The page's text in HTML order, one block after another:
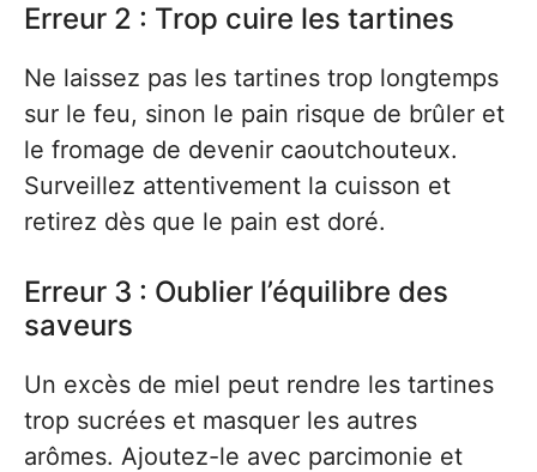
Erreur 2 : Trop cuire les tartines
Ne laissez pas les tartines trop longtemps
sur le feu, sinon le pain risque de brûler et
le fromage de devenir caoutchouteux.
Surveillez attentivement la cuisson et
retirez dès que le pain est doré.
Erreur 3 : Oublier l’équilibre des
saveurs
Un excès de miel peut rendre les tartines
trop sucrées et masquer les autres
arômes. Ajoutez-le avec parcimonie et